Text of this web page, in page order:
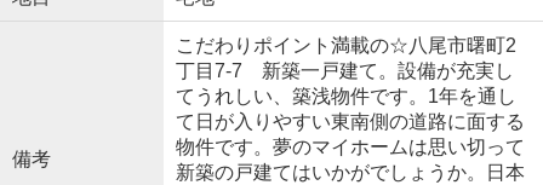
備考
こだわりポイント満載の☆八尾市曙町2
丁目7-7 新築一戸建て。設備が充実し
てうれしい、築浅物件です。1年を通し
て日が入りやすい東南側の道路に面する
物件です。夢のマイホームは思い切って
新築の戸建てはいかがでしょうか。日本